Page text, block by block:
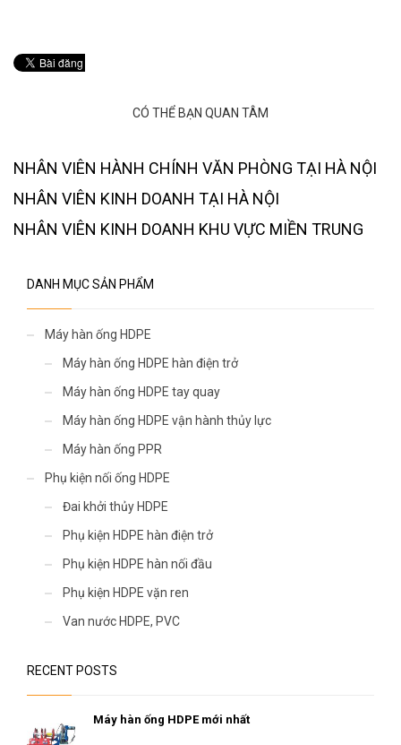
CÓ THỂ BẠN QUAN TÂM
NHÂN VIÊN HÀNH CHÍNH VĂN PHÒNG TẠI HÀ NỘI
NHÂN VIÊN KINH DOANH TẠI HÀ NỘI
NHÂN VIÊN KINH DOANH KHU VỰC MIỀN TRUNG
DANH MỤC SẢN PHẨM
Máy hàn ống HDPE
Máy hàn ống HDPE hàn điện trở
Máy hàn ống HDPE tay quay
Máy hàn ống HDPE vận hành thủy lực
Máy hàn ống PPR
Phụ kiện nối ống HDPE
Đai khởi thủy HDPE
Phụ kiện HDPE hàn điện trở
Phụ kiện HDPE hàn nối đầu
Phụ kiện HDPE vặn ren
Van nước HDPE, PVC
RECENT POSTS
Máy hàn ống HDPE mới nhất